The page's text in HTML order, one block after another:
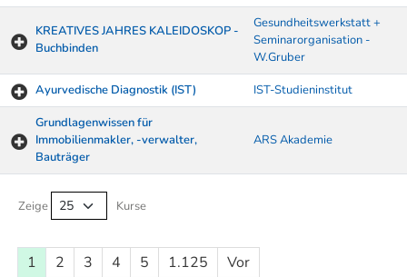
KREATIVES JAHRES KALEIDOSKOP -
Buchbinden
Gesundheitswerkstatt +
Seminarorganisation -
W.Gruber
Ayurvedische Diagnostik (IST)
IST-Studieninstitut
Grundlagenwissen für
Immobilienmakler, -verwalter,
Bauträger
ARS Akademie
Zeige Kurse
1 2 3 4 5 1.125 Vor